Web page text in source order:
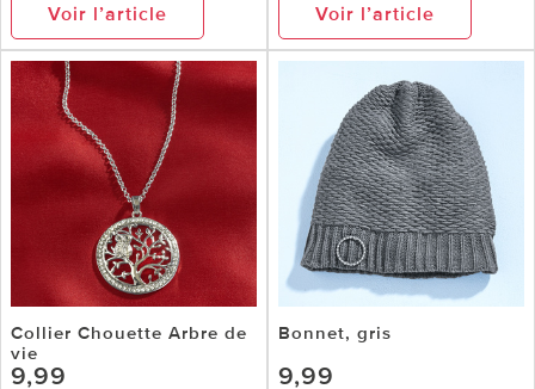
Voir l’article Voir l’article
Collier Chouette Arbre de
vie
9,99
Bonnet, gris
9,99